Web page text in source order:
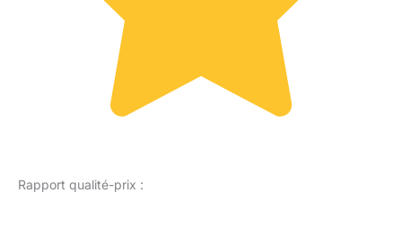
Rapport qualité-prix :